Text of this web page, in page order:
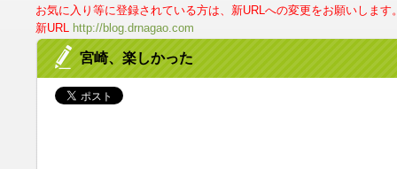
お気に入り等に登録されている方は、新URLへの変更をお願いします
新URL http://blog.drnagao.com
宮崎、楽しかった